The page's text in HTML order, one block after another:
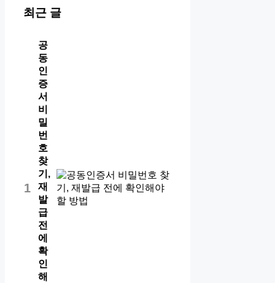
최근 글
1
공
동
인
증
서
비
밀
번
호
찾
기,
재
발
급
전
에
확
인
해